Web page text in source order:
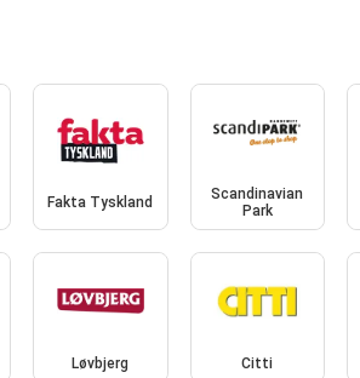
Fakta Tyskland
Scandinavian
Park
Løvbjerg Citti